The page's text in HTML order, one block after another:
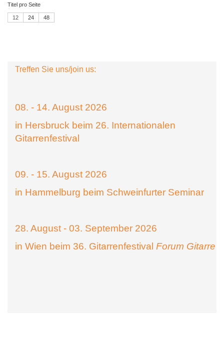
Titel pro Seite
12 24 48
Treffen Sie uns/join us:
08. - 14. August 2026
in Hersbruck beim 26. Internationalen
Gitarrenfestival
09. - 15. August 2026
in Hammelburg beim Schweinfurter Seminar
28. August - 03. September 2026
in Wien beim 36. Gitarrenfestival Forum Gitarre